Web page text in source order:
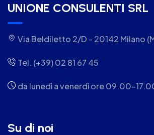
UNIONE CONSULENTI SRL
Via Beldiletto 2/D - 20142 Milano
Tel. (+39) 02 81 67 45
da lunedì a venerdì ore 09.00-
Su di noi